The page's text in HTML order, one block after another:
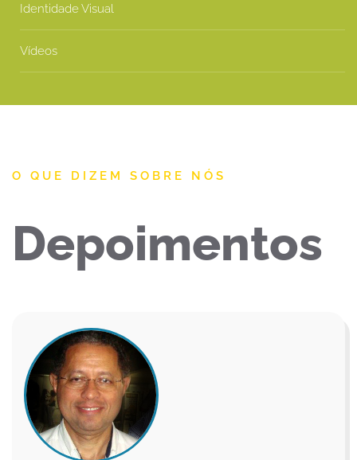
Identidade Visual
Vídeos
O QUE DIZEM SOBRE NÓS
Depoimentos